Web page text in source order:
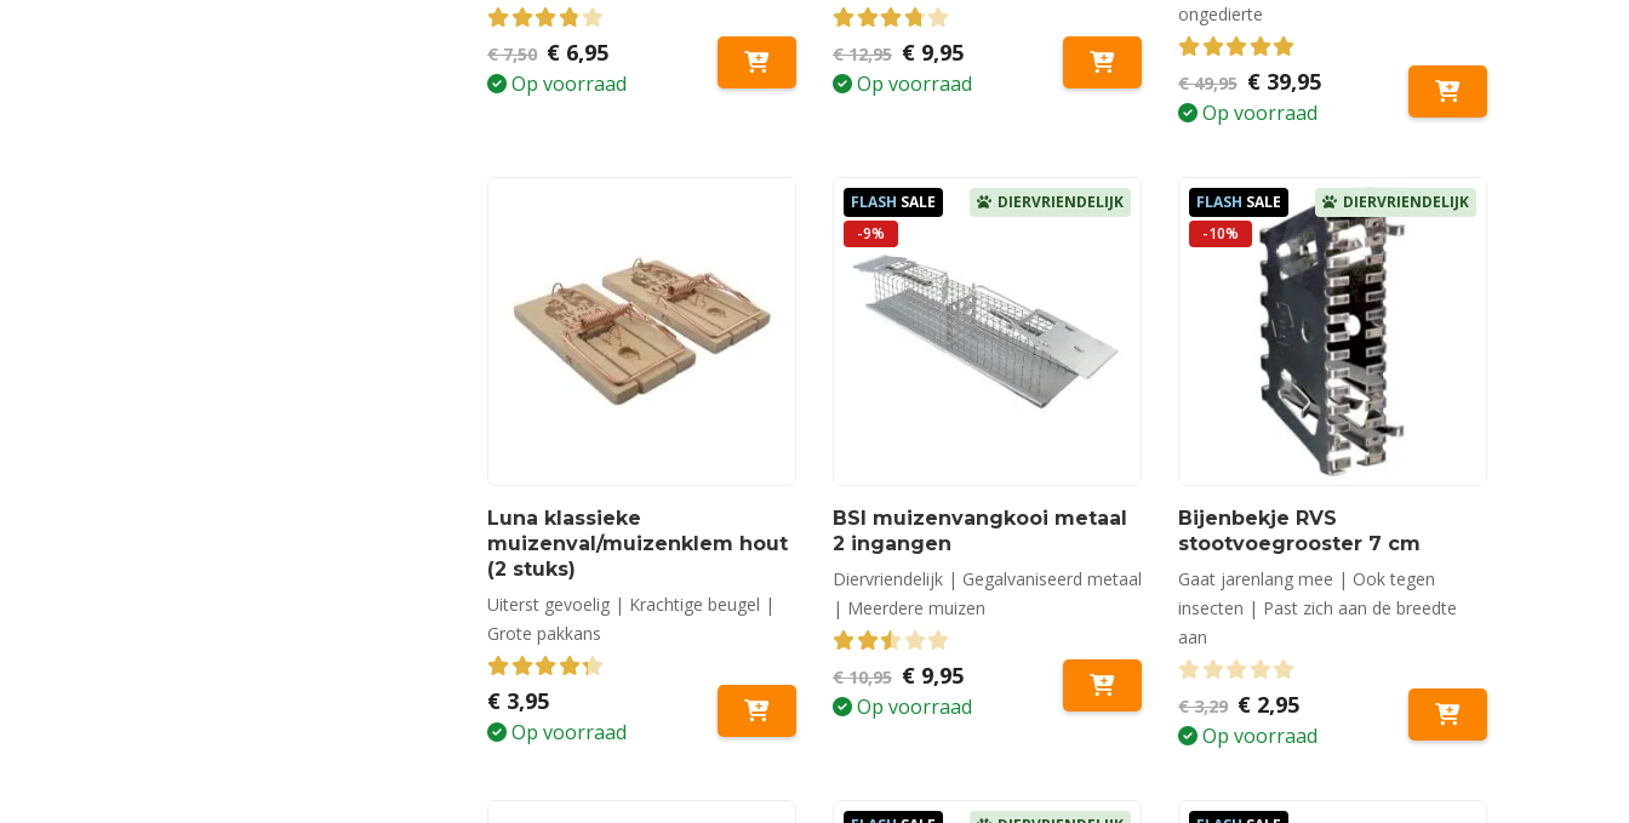
3.88out of 5
€7,50 Oorspronkelijke
prijs
was:
€ 6,95Huidige
prijs
is:
Op voorraad
3.80out of 5
€12,95 Oorspronkelijke
prijs
was:
€ 9,95Huidige
prijs
is:
Op voorraad
ongedierte
5.00out of 5
€49,95 Oorspronkelijke
prijs
was:
€ 39,95Huidige
Op voorraad
Luna klassieke
muizenval/muizenklem hout
(2 stuks)
Uiterst gevoelig | Krachtige beugel |
Grote pakkans
4.33out of 5
€ 3,95
Op voorraad
FLASH SALE
-9%
DIERVRIENDELIJK
BSI muizenvangkooi metaal
2 ingangen
Diervriendelijk | Gegalvaniseerd metaal
| Meerdere muizen
2.50out of 5
€10,95 Oorspronkelijke
prijs
was:
€ 9,95Huidige
prijs
is:
Op voorraad
FLASH SALE
-10%
DIERVRIENDELIJK
Bijenbekje RVS
stootvoegrooster 7 cm
Gaat jarenlang mee | Ook tegen
insecten | Past zich aan de breedte
aan
0 out of 5
€3,29 Oorspronkelijke
prijs
was:
€ 2,95Huidige
prijs
is:
Op voorraad